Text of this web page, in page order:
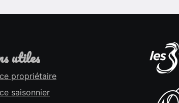
utiles
propriétaire
saisonnier